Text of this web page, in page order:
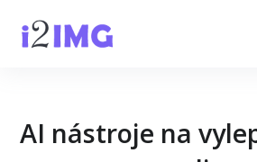
AI nástroje na